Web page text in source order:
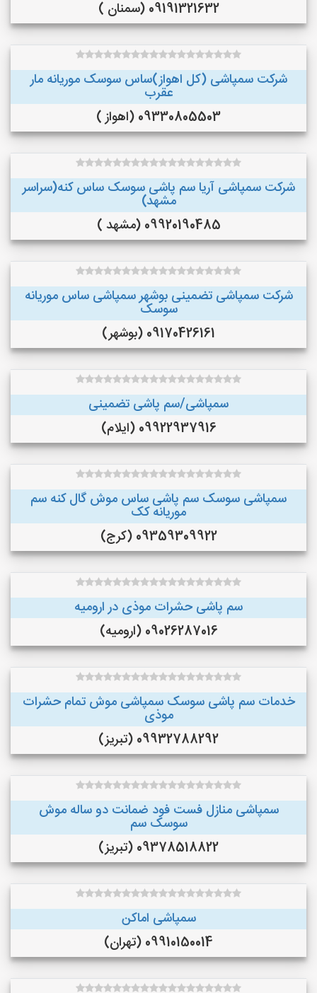
09191321632 (سمنان )
شرکت سمپاشی (کل اهواز)ساس سوسک موریانه مار
عقرب
09330805503 (اهواز )
شرکت سمپاشی آریا سم پاشی سوسک ساس کنه(سراسر
مشهد)
09920190485 (مشهد )
شرکت سمپاشی تضمینی بوشهر سمپاشی ساس موریانه
سوسک
09170426161 (بوشهر)
سمپاشی/سم پاشی تضمینی
09922937916 (ایلام)
سمپاشی سوسک سم پاشی ساس موش گال کنه سم
موریانه کک
09359309922 (کرج)
سم پاشی حشرات موذی در ارومیه
09026287016 (ارومیه)
خدمات سم پاشی سوسک سمپاشی موش تمام حشرات
موذی
09932788292 (تبریز)
سمپاشی منازل فست فود ضمانت دو ساله موش
سوسک سم
09378518822 (تبریز)
سمپاشی اماکن
09910150014 (تهران)